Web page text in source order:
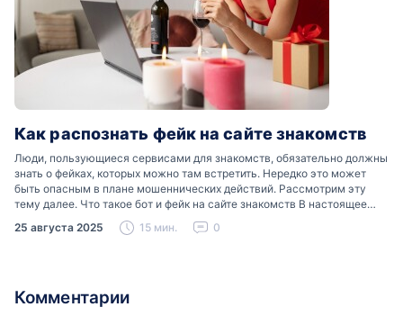
Как распознать фейк на сайте знакомств
Люди, пользующиеся сервисами для знакомств, обязательно должны
знать о фейках, которых можно там встретить. Нередко это может
быть опасным в плане мошеннических действий. Рассмотрим эту
тему далее. Что такое бот и фейк на сайте знакомств В настоящее
время можно встретить свою…
25 августа 2025 15 мин. 0
Комментарии